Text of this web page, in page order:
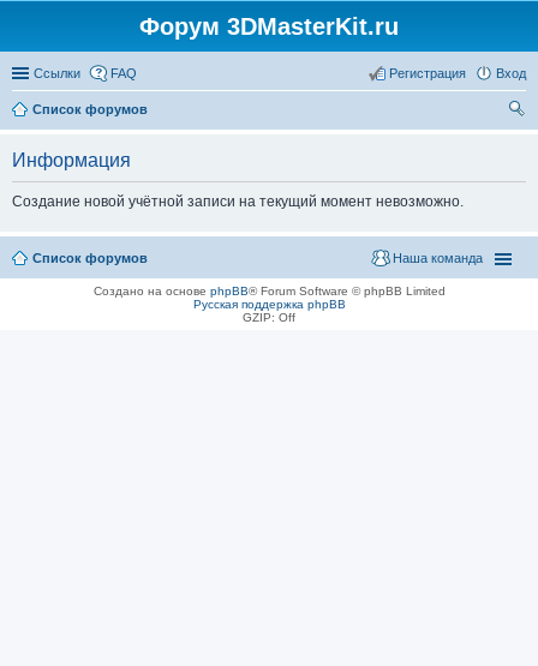
Форум 3DMasterKit.ru
Ссылки FAQ Вход
Регистрация
Список форумов
Информация
Создание новой учётной записи на текущий момент невозможно.
Список форумов Наша команда
Создано на основе phpBB® Forum Software © phpBB Limited
Русская поддержка phpBB
GZIP: Off